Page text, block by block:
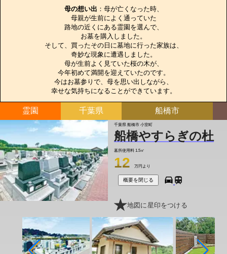
母の想い出 ：母が亡くなった時、
母親が生前によく通っていた
路地の近くにある霊園を選んで、
お墓を購入しました。
そして、買ったその日に墓地に行った家族は、
奇妙な現象に遭遇しました。
母が生前よく見ていた桜の木が、
今年初めて満開を迎えていたのです。
今はお墓参りで、母を思い出しながら、
幸せな気持ちになることができています。
霊園 千葉県 船橋市
千葉県 船橋市 小室町
船橋やすらぎの杜
墓所使用料 1.5㎡
12 万円より
概要を閉じる
地図に星印をつける